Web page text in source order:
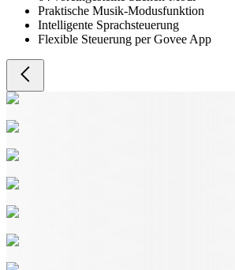
Praktische Musik-Modusfunktion
Intelligente Sprachsteuerung
Flexible Steuerung per Govee App